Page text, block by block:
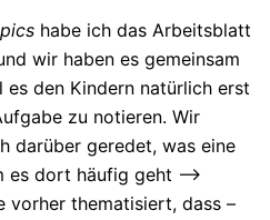
habe ich das Arbeitsblatt
wir haben es gemeinsam
es den Kindern natürlich erst
zu notieren. Wir
darüber geredet, was eine
es dort häufig geht –>
vorher thematisiert, dass –